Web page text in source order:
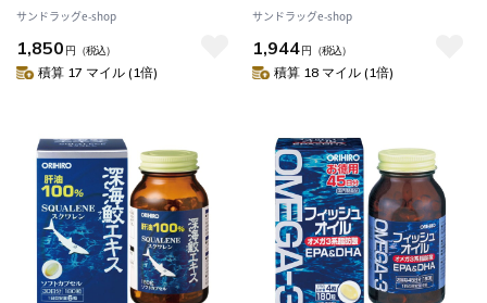
サンドラッグe-shop
1,850 円 （税込）
積算 17 マイル (1倍)
サンドラッグe-shop
1,944円 （税込）
積算 18 マイル (1倍)